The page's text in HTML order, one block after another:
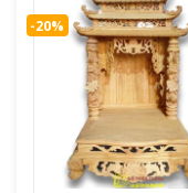
-20%